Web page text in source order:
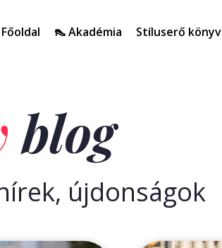
Főoldal 👠 Akadémia Stíluserő könyv
blog
újdonságok